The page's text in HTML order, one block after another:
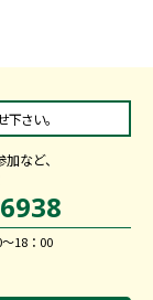
さい。
など、
18：00